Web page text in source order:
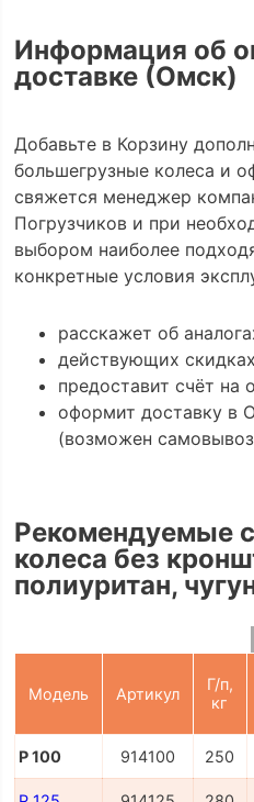
Информация об
доставке (Омск)
Добавьте в Корзину
большегрузные колеса и
свяжется менеджер
Погрузчиков и при
выбором наиболее
конкретные условия
расскажет об
действующих
предоставит счёт на
оформит доставку в
(возможен
Рекомендуемые
колеса без
полиуритан,
Модель Артикул
Г/п,
кг
P 100 914100 250